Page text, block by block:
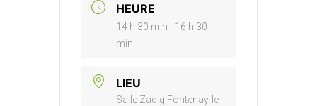
HEURE
14 h 30 min - 16 h 30
min
LIEU
Salle Zadig Fontenay-le-